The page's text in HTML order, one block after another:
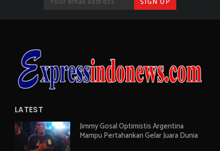
LATEST
Jimmy Gosal Optimistis Argentina
Mampu Pertahankan Gelar Juara Dunia